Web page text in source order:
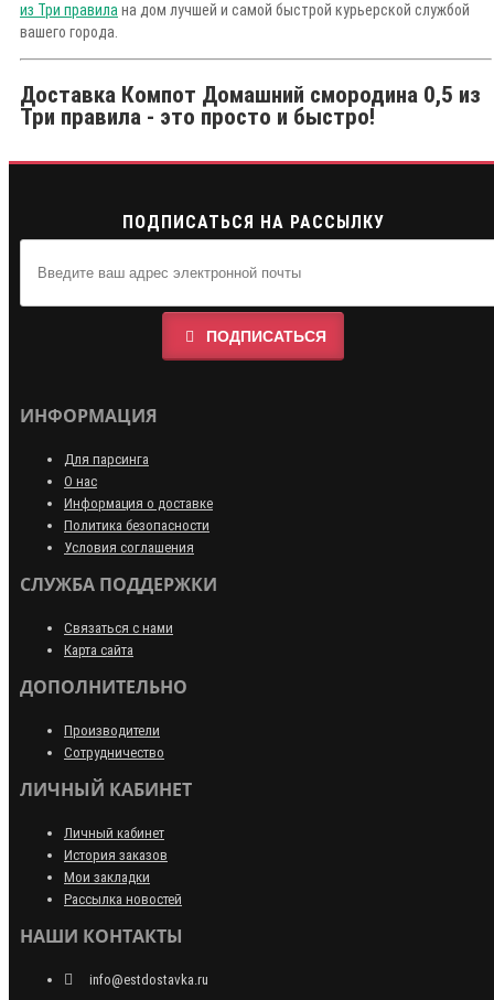
из Три правила на дом лучшей и самой быстрой курьерской службой
вашего города.
Доставка Компот Домашний смородина 0,5 из
Три правила - это просто и быстро!
ПОДПИСАТЬСЯ НА РАССЫЛКУ
ПОДПИСАТЬСЯ
ИНФОРМАЦИЯ
Для парсинга
О нас
Информация о доставке
Политика безопасности
Условия соглашения
СЛУЖБА ПОДДЕРЖКИ
Связаться с нами
Карта сайта
ДОПОЛНИТЕЛЬНО
Производители
Сотрудничество
ЛИЧНЫЙ КАБИНЕТ
Личный кабинет
История заказов
Мои закладки
Рассылка новостей
НАШИ КОНТАКТЫ
info@estdostavka.ru